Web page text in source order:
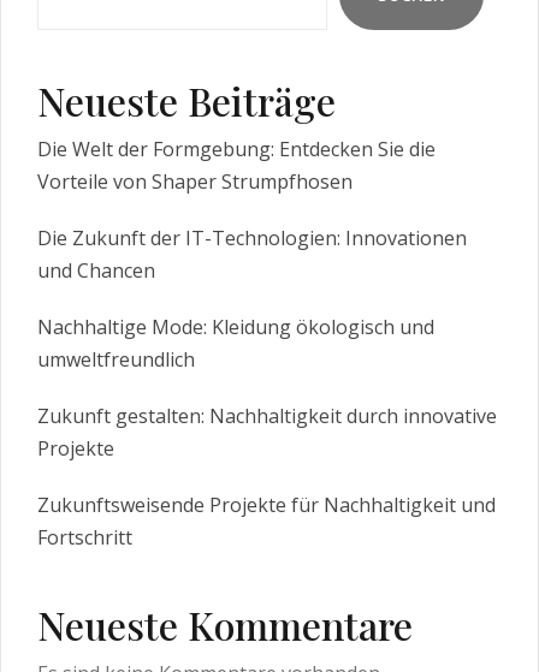
Neueste Beiträge
Die Welt der Formgebung: Entdecken Sie die
Vorteile von Shaper Strumpfhosen
Die Zukunft der IT-Technologien: Innovationen
und Chancen
Nachhaltige Mode: Kleidung ökologisch und
umweltfreundlich
Zukunft gestalten: Nachhaltigkeit durch innovative
Projekte
Zukunftsweisende Projekte für Nachhaltigkeit und
Fortschritt
Neueste Kommentare